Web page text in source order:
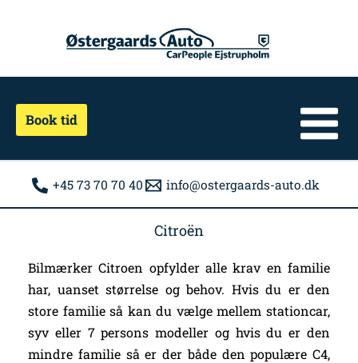
Book tid
+45 73 70 70 40 info@ostergaards-auto.dk
Citroën
Bilmærker Citroen opfylder alle krav en familie
har, uanset størrelse og behov. Hvis du er den
store familie så kan du vælge mellem stationcar,
syv eller 7 persons modeller og hvis du er den
mindre familie så er der både den populære C4,